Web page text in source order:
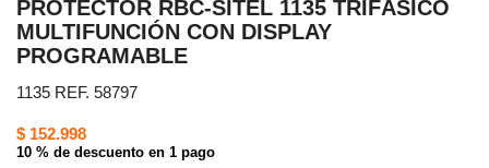
PROTECTOR RBC-SITEL 1135 TRIFÁSICO
MULTIFUNCIÓN CON DISPLAY
PROGRAMABLE
1135 REF. 58797
$ 152.998
10 % de descuento en 1 pago